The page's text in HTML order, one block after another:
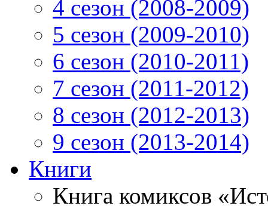
4 сезон (2008-2009)
5 сезон (2009-2010)
6 сезон (2010-2011)
7 сезон (2011-2012)
8 сезон (2012-2013)
9 сезон (2013-2014)
Книги
Книга комиксов